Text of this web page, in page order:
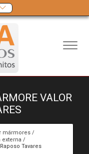
VALOR
mármores
externa
Tavares